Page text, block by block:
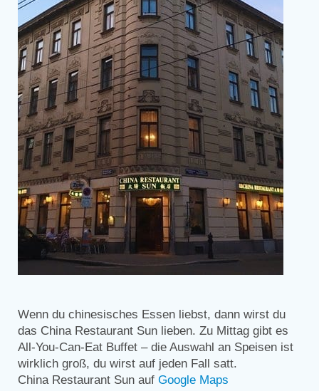
Wenn du chinesisches Essen liebst, dann wirst du
das China Restaurant Sun lieben. Zu Mittag gibt es
All-You-Can-Eat Buffet – die Auswahl an Speisen ist
wirklich groß, du wirst auf jeden Fall satt.
China Restaurant Sun auf Google Maps